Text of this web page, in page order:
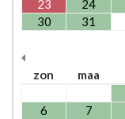
23
24
30
31
zon
maa
6
7